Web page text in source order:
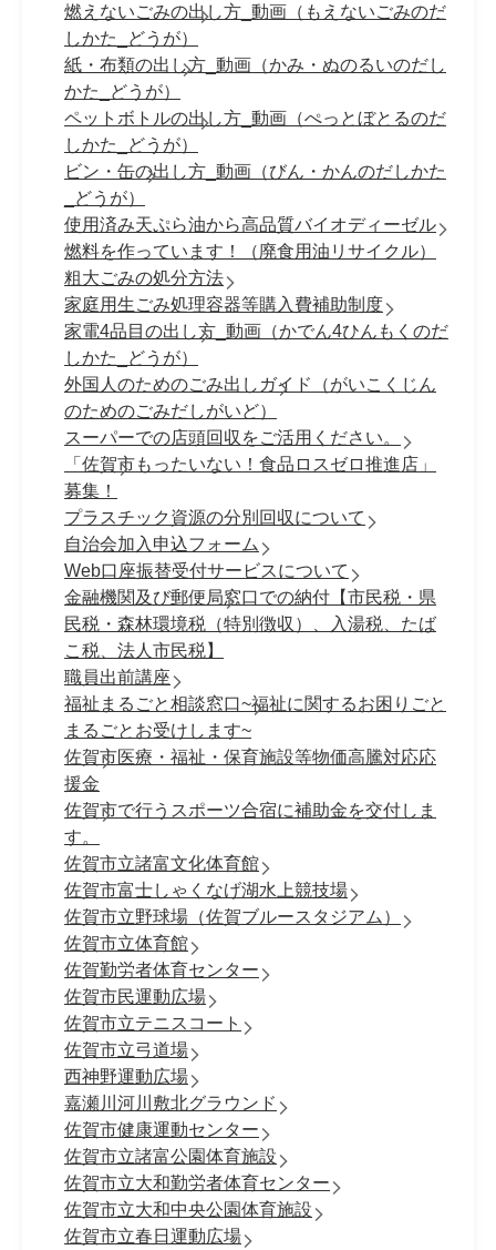
燃えないごみの出し方_動画（もえないごみのだ
しかた_どうが）
紙・布類の出し方_動画（かみ・ぬのるいのだし
かた_どうが）
ペットボトルの出し方_動画（ぺっとぼとるのだ
しかた_どうが）
ビン・缶の出し方_動画（びん・かんのだしかた
_どうが）
使用済み天ぷら油から高品質バイオディーゼル
燃料を作っています！（廃食用油リサイクル）
粗大ごみの処分方法
家庭用生ごみ処理容器等購入費補助制度
家電4品目の出し方_動画（かでん4ひんもくのだ
しかた_どうが）
外国人のためのごみ出しガイド（がいこくじん
のためのごみだしがいど）
スーパーでの店頭回収をご活用ください。
「佐賀市もったいない！食品ロスゼロ推進店」
募集！
プラスチック資源の分別回収について
自治会加入申込フォーム
Web口座振替受付サービスについて
金融機関及び郵便局窓口での納付【市民税・県
民税・森林環境税（特別徴収）、入湯税、たば
こ税、法人市民税】
職員出前講座
福祉まるごと相談窓口~福祉に関するお困りごと
まるごとお受けします~
佐賀市医療・福祉・保育施設等物価高騰対応応
援金
佐賀市で行うスポーツ合宿に補助金を交付しま
す。
佐賀市立諸富文化体育館
佐賀市富士しゃくなげ湖水上競技場
佐賀市立野球場（佐賀ブルースタジアム）
佐賀市立体育館
佐賀勤労者体育センター
佐賀市民運動広場
佐賀市立テニスコート
佐賀市立弓道場
西神野運動広場
嘉瀬川河川敷北グラウンド
佐賀市健康運動センター
佐賀市立諸富公園体育施設
佐賀市立大和勤労者体育センター
佐賀市立大和中央公園体育施設
佐賀市立春日運動広場